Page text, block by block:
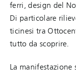
ferri, design del
Di particolare
ticinesi tra
tutto da scoprire.
La manifestazione